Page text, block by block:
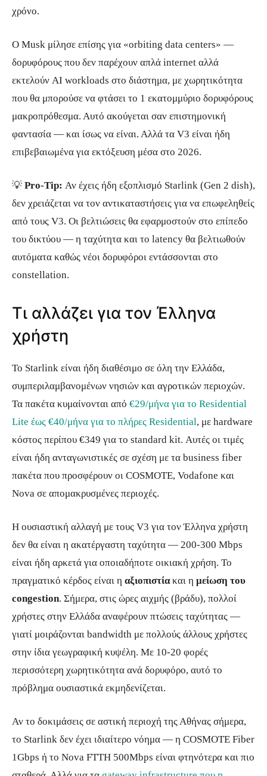
χρόνο.
Ο Musk μίλησε επίσης για «orbiting data centers» —
δορυφόρους που δεν παρέχουν απλά internet αλλά
εκτελούν AI workloads στο διάστημα, με χωρητικότητα
που θα μπορούσε να φτάσει το 1 εκατομμύριο δορυφόρους
μακροπρόθεσμα. Αυτό ακούγεται σαν επιστημονική
φαντασία — και ίσως να είναι. Αλλά τα V3 είναι ήδη
επιβεβαιωμένα για εκτόξευση μέσα στο 2026.
💡 Pro-Tip: Αν έχεις ήδη εξοπλισμό Starlink (Gen 2 dish),
δεν χρειάζεται να τον αντικαταστήσεις για να επωφεληθείς
από τους V3. Οι βελτιώσεις θα εφαρμοστούν στο επίπεδο
του δικτύου — η ταχύτητα και το latency θα βελτιωθούν
αυτόματα καθώς νέοι δορυφόροι εντάσσονται στο
constellation.
Τι αλλάζει για τον Έλληνα
χρήστη
Το Starlink είναι ήδη διαθέσιμο σε όλη την Ελλάδα,
συμπεριλαμβανομένων νησιών και αγροτικών περιοχών.
Τα πακέτα κυμαίνονται από €29/μήνα για το Residential
Lite έως €40/μήνα για το πλήρες Residential, με hardware
κόστος περίπου €349 για το standard kit. Αυτές οι τιμές
είναι ήδη ανταγωνιστικές σε σχέση με τα business fiber
πακέτα που προσφέρουν οι COSMOTE, Vodafone και
Nova σε απομακρυσμένες περιοχές.
Η ουσιαστική αλλαγή με τους V3 για τον Έλληνα χρήστη
δεν θα είναι η ακατέργαστη ταχύτητα — 200-300 Mbps
είναι ήδη αρκετά για οποιαδήποτε οικιακή χρήση. Το
πραγματικό κέρδος είναι η αξιοπιστίακαι η μείωση του
congestion. Σήμερα, στις ώρες αιχμής (βράδυ), πολλοί
χρήστες στην Ελλάδα αναφέρουν πτώσεις ταχύτητας —
γιατί μοιράζονται bandwidth με πολλούς άλλους χρήστες
στην ίδια γεωγραφική κυψέλη. Με 10-20 φορές
περισσότερη χωρητικότητα ανά δορυφόρο, αυτό το
πρόβλημα ουσιαστικά εκμηδενίζεται.
Αν το δοκιμάσεις σε αστική περιοχή της Αθήνας σήμερα,
το Starlink δεν έχει ιδιαίτερο νόημα — η COSMOTE Fiber
1Gbps ή το Nova FTTH 500Mbps είναι φτηνότερα και πιο